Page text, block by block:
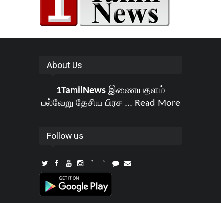
About Us
1TamilNewsஇணையதளம்
பல்வேறு தேசிய பிரச ... Read More
Follow us